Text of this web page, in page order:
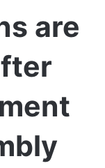
are